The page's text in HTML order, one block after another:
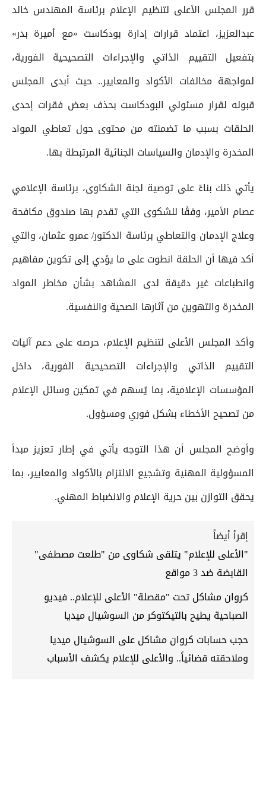
قرر المجلس الأعلى لتنظيم الإعلام برئاسة المهندس خالد
عبدالعزيز، اعتماد قرارات إدارة بودكاست «مع أميرة بدر»
بتفعيل التقييم الذاتي والإجراءات التصحيحية الفورية،
لمواجهة مخالفات الأكواد والمعايير.. حيث أبدى المجلس
قبوله لقرار مسئولي البودكاست بحذف بعض فقرات إحدى
الحلقات بسبب ما تضمنته من محتوى حول تعاطي المواد
المخدرة والإدمان والسياسات الجنائية المرتبطة بها.
يأتي ذلك بناءً على توصية لجنة الشكاوى، برئاسة الإعلامي
عصام الأمير، وفقًا للشكوى التي تقدم بها صندوق مكافحة
وعلاج الإدمان والتعاطي برئاسة الدكتور/ عمرو عثمان، والتي
أكد فيها أن الحلقة انطوت على ما يؤدي إلى تكوين مفاهيم
وانطباعات غير دقيقة لدى المشاهد بشأن مخاطر المواد
المخدرة والتهوين من آثارها الصحية والنفسية.
وأكد المجلس الأعلى لتنظيم الإعلام، حرصه على دعم آليات
التقييم الذاتي والإجراءات التصحيحية الفورية، داخل
المؤسسات الإعلامية، بما يُسهم في تمكين وسائل الإعلام
من تصحيح الأخطاء بشكل فوري ومسؤول.
وأوضح المجلس أن هذا التوجه يأتي في إطار تعزيز مبدأ
المسؤولية المهنية وتشجيع الالتزام بالأكواد والمعايير، بما
يحقق التوازن بين حرية الإعلام والانضباط المهني.
إقرأ أيضاً
"الأعلى للإعلام" يتلقى شكاوى من "طلعت مصطفى"
القابضة ضد 3 مواقع
كروان مشاكل تحت "مقصلة" الأعلى للإعلام.. فيديو
الصباحية يطيح بالتيكتوكر من السوشيال ميديا
حجب حسابات كروان مشاكل على السوشيال ميديا
وملاحقته قضائياً.. والأعلى للإعلام يكشف الأسباب